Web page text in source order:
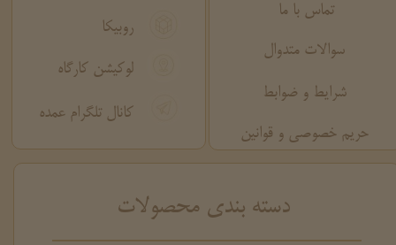
​دسته بندی محصولات
روبیکا
لوکیشن کارگاه
کانال تلگرام عمده
تماس با ما
سوالات متدوال
حریم خصوصی و قوانین
شرایط و ضوابط